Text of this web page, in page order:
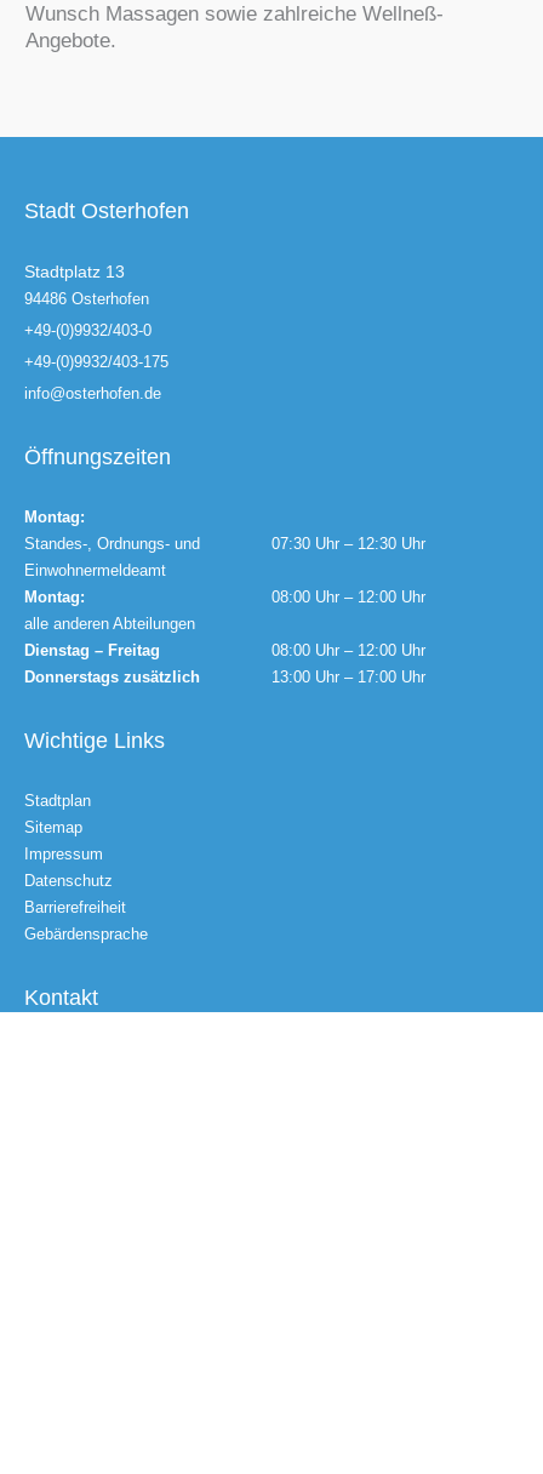
Wunsch Massagen sowie zahlreiche Wellneß-
Angebote.
Stadt Osterhofen
Stadtplatz 13
94486 Osterhofen
+49-(0)9932/403-0
+49-(0)9932/403-175
info@osterhofen.de
Öffnungszeiten
Montag:
Standes-, Ordnungs- und
Einwohnermeldeamt
07:30 Uhr – 12:30 Uhr
Montag:
alle anderen Abteilungen
08:00 Uhr – 12:00 Uhr
Dienstag – Freitag
08:00 Uhr – 12:00 Uhr
Donnerstags zusätzlich
13:00 Uhr – 17:00 Uhr
Wichtige Links
Stadtplan
Sitemap
Impressum
Datenschutz
Barrierefreiheit
Gebärdensprache
Kontakt